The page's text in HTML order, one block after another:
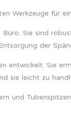
Werkzeuge für
Sie sind
der
entwickelt. Sie
leicht zu
und